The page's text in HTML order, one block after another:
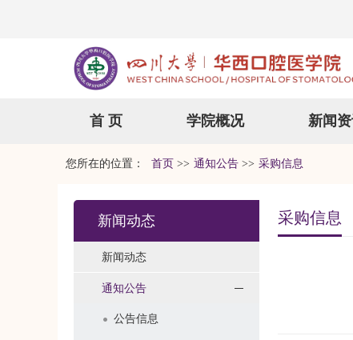
首 页 学院概况 新闻
您所在的位置： 首页 >> 通知公告 >> 采购信息
新闻动态
新闻动态
通知公告
公告信息
采购信息